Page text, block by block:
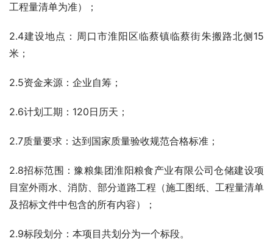
工程量清单为准）；
2.4建设地点：周口市淮阳区临蔡镇临蔡街朱搬路北侧15
米；
2.5资金来源：企业自筹；
2.6计划工期：120日历天；
2.7质量要求：达到国家质量验收规范合格标准；
2.8招标范围：豫粮集团淮阳粮食产业有限公司仓储建设项
目室外雨水、消防、部分道路工程（施工图纸、工程量清单
及招标文件中包含的所有内容）；
2.9标段划分：本项目共划分为一个标段。